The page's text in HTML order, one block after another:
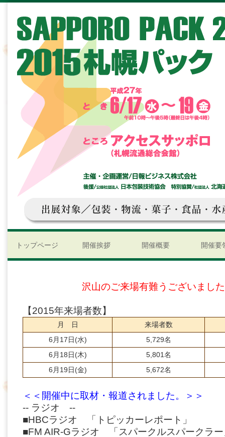
トップページ 開催挨拶 開催概要 開催要
沢山のご来場有難うございまし
【2015年来場者数】
月 日
来場者数
6月17日(水)
5,729名
6月18日(木)
5,801名
6月19日(金)
5,672名
＜＜開催中に取材・報道されました。＞＞
-- ラジオ --
■HBCラジオ 「トピッカーレポート」
■FM AIR-Gラジオ 「スパークルスパークラ